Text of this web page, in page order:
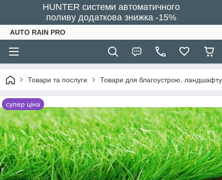
HUNTER системи автоматичного
поливу додаткова знижка -15%
AUTO RAIN PRO
Товари та послуги Товари для благоустрою, ландшафту
супер ціна